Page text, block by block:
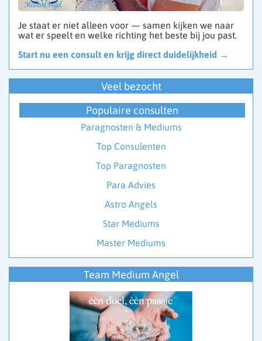
Je staat er niet alleen voor — samen kijken we naar
wat er speelt en welke richting het beste bij jou past.
Start nu een consult en krijg direct duidelijkheid →
Veel bezocht
Populaire consulten
Paragnosten & Mediums
Top Consulenten
Top Paragnosten
Para Advies
Astro Angels
Star Mediums
Master Mediums
Team Medium Angel